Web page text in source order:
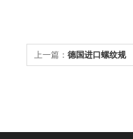
上一篇： 德国进口螺纹规